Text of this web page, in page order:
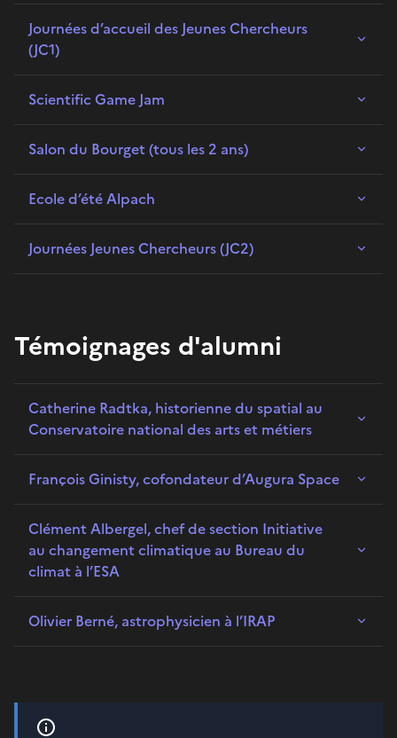
Journées d’accueil des Jeunes Chercheurs
(JC1)
Scientific Game Jam
Salon du Bourget (tous les 2 ans)
Ecole d’été Alpach
Journées Jeunes Chercheurs (JC2)
Témoignages d'alumni
Catherine Radtka, historienne du spatial au
Conservatoire national des arts et métiers
François Ginisty, cofondateur d’Augura Space
Clément Albergel, chef de section Initiative
au changement climatique au Bureau du
climat à l’ESA
Olivier Berné, astrophysicien à l’IRAP